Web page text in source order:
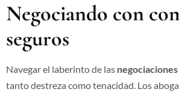
Negociando con
seguros
Navegar el laberinto de las
tanto destreza como tenacidad. Los